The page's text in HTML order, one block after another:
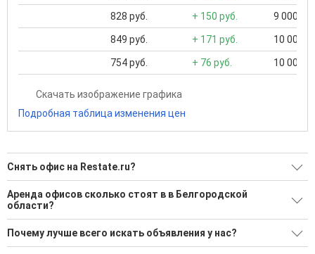
828 руб. + 150 руб. 9 000 ...
849 руб. + 171 руб. 10 000
754 руб. + 76 руб. 10 000
Скачать изображение графика
Подробная таблица изменения цен
Снять офис на Restate.ru?
Ищите, как Снять офис?
15 актуальных и проверенных объявлений
Воспользуйтесь нашим поиском по новостройкам, для
подбора подходящего вам варианта
Аренда офисов сколько стоят в в Белгородской
области?
Минимальная цена: 9 000 Р. Максимальная цена: 100 002 Р;
Средняя: 31 348 Р
Почему лучше всего искать объявления у нас?